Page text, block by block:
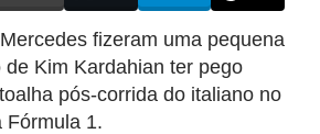
fizeram uma pequena
Kim Kardahian ter pego
pós-corrida do italiano no
Fórmula 1.